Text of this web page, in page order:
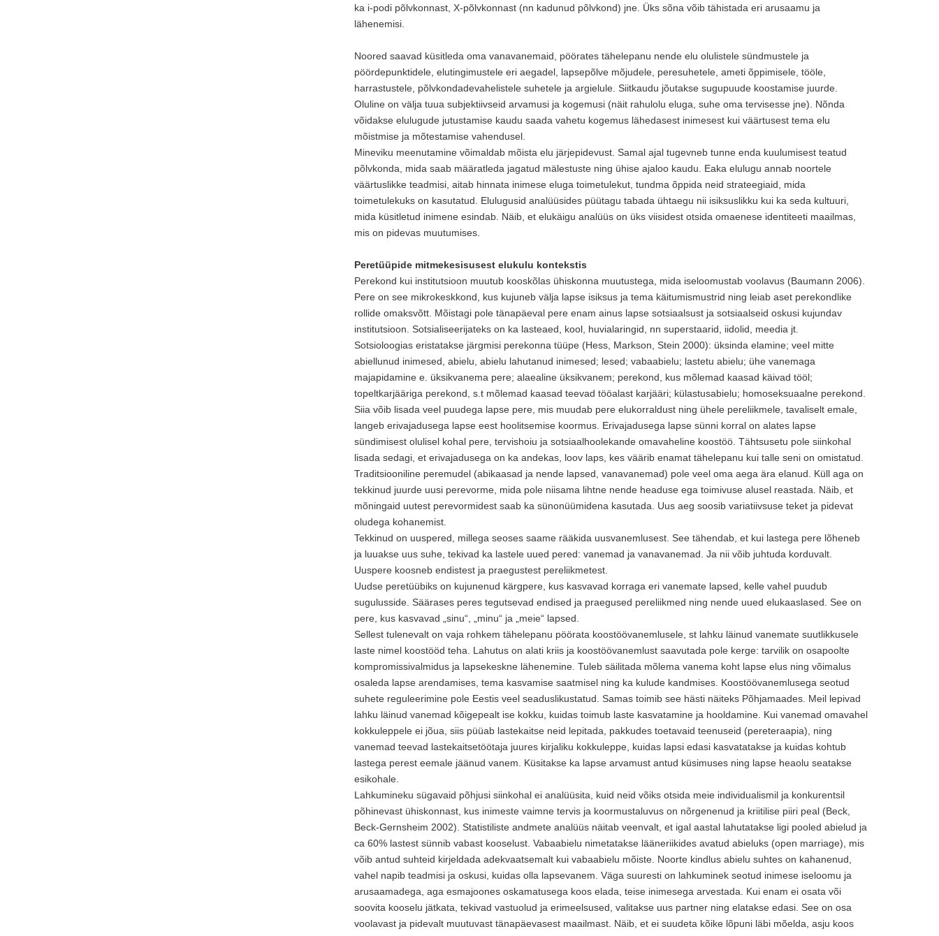
ka i-podi põlvkonnast, X-põlvkonnast (nn kadunud põlvkond) jne. Üks sõna võib tähistada eri arusaamu ja
lähenemisi.
Noored saavad küsitleda oma vanavanemaid, pöörates tähelepanu nende elu olulistele sündmustele ja
pöördepunktidele, elutingimustele eri aegadel, lapsepõlve mõjudele, peresuhetele, ameti õppimisele, tööle,
harrastustele, põlvkondadevahelistele suhetele ja argielule. Siitkaudu jõutakse sugupuude koostamise juurde.
Oluline on välja tuua subjektiivseid arvamusi ja kogemusi (näit rahulolu eluga, suhe oma tervisesse jne). Nõnda
võidakse elulugude jutustamise kaudu saada vahetu kogemus lähedasest inimesest kui väärtusest tema elu
mõistmise ja mõtestamise vahendusel.
Mineviku meenutamine võimaldab mõista elu järjepidevust. Samal ajal tugevneb tunne enda kuulumisest teatud
põlvkonda, mida saab määratleda jagatud mälestuste ning ühise ajaloo kaudu. Eaka elulugu annab noortele
väärtuslikke teadmisi, aitab hinnata inimese eluga toimetulekut, tundma õppida neid strateegiaid, mida
toimetulekuks on kasutatud. Elulugusid analüüsides püütagu tabada ühtaegu nii isiksuslikku kui ka seda kultuuri,
mida küsitletud inimene esindab. Näib, et elukäigu analüüs on üks viisidest otsida omaenese identiteeti maailmas,
mis on pidevas muutumises.
Peretüüpide mitmekesisusest elukulu kontekstis
Perekond kui institutsioon muutub kooskõlas ühiskonna muutustega, mida iseloomustab voolavus (Baumann 2006).
Pere on see mikrokeskkond, kus kujuneb välja lapse isiksus ja tema käitumismustrid ning leiab aset perekondlike
rollide omaksvõtt. Mõistagi pole tänapäeval pere enam ainus lapse sotsiaalsust ja sotsiaalseid oskusi kujundav
institutsioon. Sotsialiseerijateks on ka lasteaed, kool, huvialaringid, nn superstaarid, iidolid, meedia jt.
Sotsioloogias eristatakse järgmisi perekonna tüüpe (Hess, Markson, Stein 2000): üksinda elamine; veel mitte
abiellunud inimesed, abielu, abielu lahutanud inimesed; lesed; vabaabielu; lastetu abielu; ühe vanemaga
majapidamine e. üksikvanema pere; alaealine üksikvanem; perekond, kus mõlemad kaasad käivad tööl;
topeltkarjääriga perekond, s.t mõlemad kaasad teevad tööalast karjääri; külastusabielu; homoseksuaalne perekond.
Siia võib lisada veel puudega lapse pere, mis muudab pere elukorraldust ning ühele pereliikmele, tavaliselt emale,
langeb erivajadusega lapse eest hoolitsemise koormus. Erivajadusega lapse sünni korral on alates lapse
sündimisest olulisel kohal pere, tervishoiu ja sotsiaalhoolekande omavaheline koostöö. Tähtsusetu pole siinkohal
lisada sedagi, et erivajadusega on ka andekas, loov laps, kes väärib enamat tähelepanu kui talle seni on omistatud.
Traditsiooniline peremudel (abikaasad ja nende lapsed, vanavanemad) pole veel oma aega ära elanud. Küll aga on
tekkinud juurde uusi perevorme, mida pole niisama lihtne nende headuse ega toimivuse alusel reastada. Näib, et
mõningaid uutest perevormidest saab ka sünonüümidena kasutada. Uus aeg soosib variatiivsuse teket ja pidevat
oludega kohanemist.
Tekkinud on uuspered, millega seoses saame rääkida uusvanemlusest. See tähendab, et kui lastega pere lõheneb
ja luuakse uus suhe, tekivad ka lastele uued pered: vanemad ja vanavanemad. Ja nii võib juhtuda korduvalt.
Uuspere koosneb endistest ja praegustest pereliikmetest.
Uudse peretüübiks on kujunenud kärgpere, kus kasvavad korraga eri vanemate lapsed, kelle vahel puudub
sugulusside. Säärases peres tegutsevad endised ja praegused pereliikmed ning nende uued elukaaslased. See on
pere, kus kasvavad „sinu“, „minu“ ja „meie“ lapsed.
Sellest tulenevalt on vaja rohkem tähelepanu pöörata koostöövanemlusele, st lahku läinud vanemate suutlikkusele
laste nimel koostööd teha. Lahutus on alati kriis ja koostöövanemlust saavutada pole kerge: tarvilik on osapoolte
kompromissivalmidus ja lapsekeskne lähenemine. Tuleb säilitada mõlema vanema koht lapse elus ning võimalus
osaleda lapse arendamises, tema kasvamise saatmisel ning ka kulude kandmises. Koostöövanemlusega seotud
suhete reguleerimine pole Eestis veel seaduslikustatud. Samas toimib see hästi näiteks Põhjamaades. Meil lepivad
lahku läinud vanemad kõigepealt ise kokku, kuidas toimub laste kasvatamine ja hooldamine. Kui vanemad omavahel
kokkuleppele ei jõua, siis püüab lastekaitse neid lepitada, pakkudes toetavaid teenuseid (pereteraapia), ning
vanemad teevad lastekaitsetöötaja juures kirjaliku kokkuleppe, kuidas lapsi edasi kasvatatakse ja kuidas kohtub
lastega perest eemale jäänud vanem. Küsitakse ka lapse arvamust antud küsimuses ning lapse heaolu seatakse
esikohale.
Lahkumineku sügavaid põhjusi siinkohal ei analüüsita, kuid neid võiks otsida meie individualismil ja konkurentsil
põhinevast ühiskonnast, kus inimeste vaimne tervis ja koormustaluvus on nõrgenenud ja kriitilise piiri peal (Beck,
Beck-Gernsheim 2002). Statistiliste andmete analüüs näitab veenvalt, et igal aastal lahutatakse ligi pooled abielud ja
ca 60% lastest sünnib vabast kooselust. Vabaabielu nimetatakse lääneriikides avatud abieluks (open marriage), mis
võib antud suhteid kirjeldada adekvaatsemalt kui vabaabielu mõiste. Noorte kindlus abielu suhtes on kahanenud,
vahel napib teadmisi ja oskusi, kuidas olla lapsevanem. Väga suuresti on lahkuminek seotud inimese iseloomu ja
arusaamadega, aga esmajoones oskamatusega koos elada, teise inimesega arvestada. Kui enam ei osata või
soovita kooselu jätkata, tekivad vastuolud ja erimeelsused, valitakse uus partner ning elatakse edasi. See on osa
voolavast ja pidevalt muutuvast tänapäevasest maailmast. Näib, et ei suudeta kõike lõpuni läbi mõelda, asju koos